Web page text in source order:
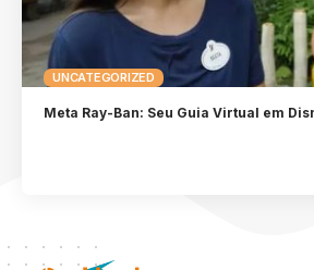
UNCATEGORIZED
Meta Ray-Ban: Seu Guia Virtual em